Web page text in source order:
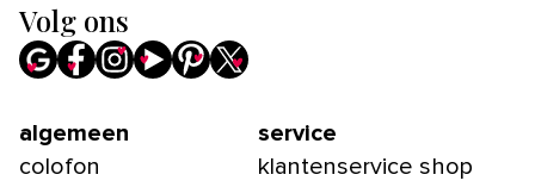
Volg ons
algemeen
colofon
service
klantenservice shop